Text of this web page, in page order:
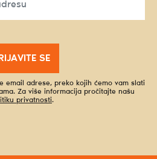
SE
email adrese, preko kojih ćemo vam slati
Za više informacija pročitajte našu
privatnosti.